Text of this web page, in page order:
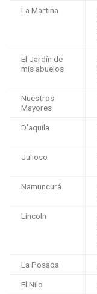
La Martina
El Jardín de
mis abuelos
Nuestros
Mayores
D’aquila
Julioso
Namuncurá
Lincoln
La Posada
El Nilo